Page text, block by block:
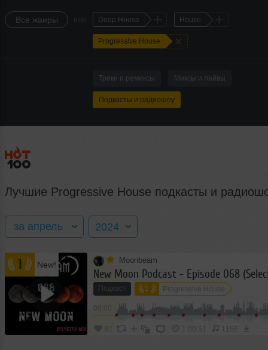
Все жанры Deep House House
Progressive House +
Треки и ремиксы Миксы и лайвы
Подкасты и радиошоу
Лучшие Progressive House подкасты и
за апрель
за весь год
январь
февраль
март
2024
2016
2017
2018
1 New! Moonbeam
New Moon Podcast - Episode 068
Подкаст 1 Progressive House
91 1:00:51 1156